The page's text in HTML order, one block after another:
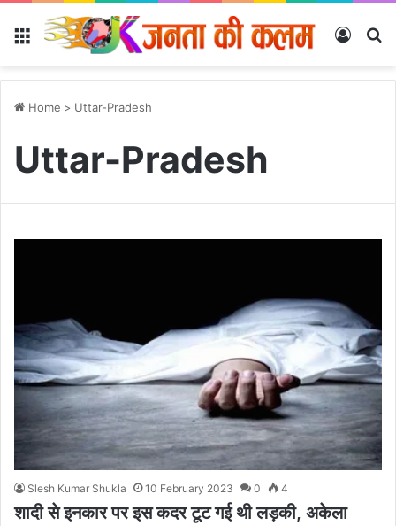
Menu Log In
Home > Uttar-Pradesh
Uttar-Pradesh
Slesh Kumar Shukla 10 February 2023 0 4
शादी से इनकार पर इस कदर टूट गई थी लड़की, अकेला